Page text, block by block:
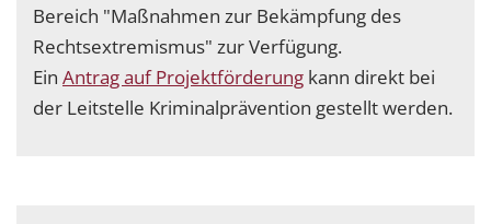
Bereich "Maßnahmen zur Bekämpfung des
Rechtsextremismus" zur Verfügung.
Ein Antrag auf Projektförderung kann direkt bei
der Leitstelle Kriminalprävention gestellt werden.